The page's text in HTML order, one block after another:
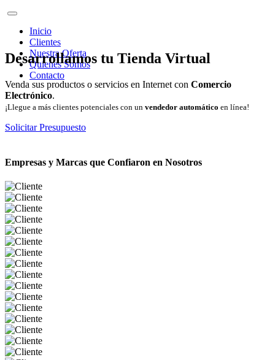
Inicio
Clientes
Nuestra Oferta
Quienes Somos
Contacto
Desarrollamos tu Tienda Virtual
Venda sus productos o servicios en Internet con Comercio
Electrónico.
¡Llegue a más clientes potenciales con un vendedor automático en línea!
Solicitar Presupuesto
Empresas y Marcas que Confiaron en Nosotros